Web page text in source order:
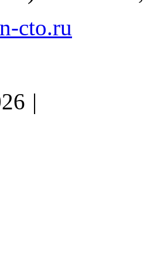
cto.ru
|